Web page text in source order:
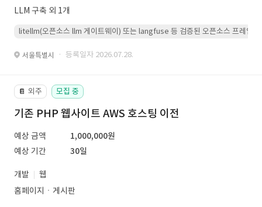
LLM 구축 외 1개
litellm(오픈소스 llm 게이트웨이) 또는 langfuse 등 검증된 오픈소스 프레임워
서울특별시 · 등록일자 2026.07.28.
📔 외주 모집 중
기존 PHP 웹사이트 AWS 호스팅 이전
예상 금액
1,000,000원
예상 기간
30일
개발
웹
홈페이지ㆍ게시판